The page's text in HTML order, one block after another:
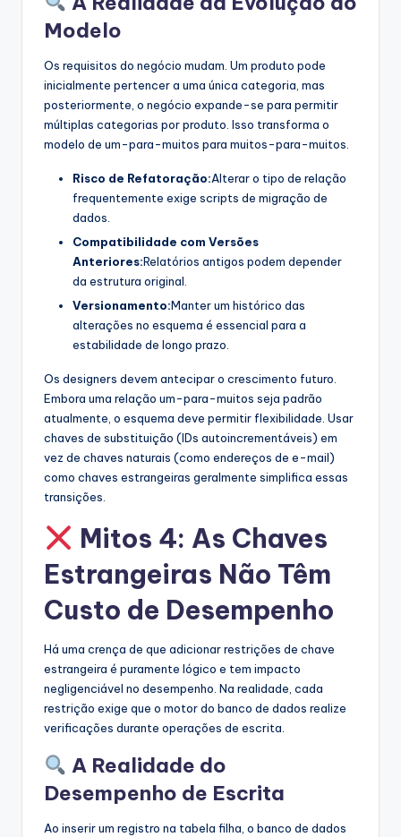
Modelo
Os requisitos do negócio mudam. Um produto pode
inicialmente pertencer a uma única categoria, mas
posteriormente, o negócio expande-se para permitir
múltiplas categorias por produto. Isso transforma o
modelo de um-para-muitos para muitos-para-muitos.
Risco de Refatoração:Alterar o tipo de relação
frequentemente exige scripts de migração de
dados.
Compatibilidade com Versões
Anteriores:Relatórios antigos podem depender
da estrutura original.
Versionamento:Manter um histórico das
alterações no esquema é essencial para a
estabilidade de longo prazo.
Os designers devem antecipar o crescimento futuro.
Embora uma relação um-para-muitos seja padrão
atualmente, o esquema deve permitir flexibilidade. Usar
chaves de substituição (IDs autoincrementáveis) em
vez de chaves naturais (como endereços de e-mail)
como chaves estrangeiras geralmente simplifica essas
transições.
Mitos 4: As Chaves
Estrangeiras Não Têm
Custo de Desempenho
Há uma crença de que adicionar restrições de chave
estrangeira é puramente lógico e tem impacto
negligenciável no desempenho. Na realidade, cada
restrição exige que o motor do banco de dados realize
verificações durante operações de escrita.
A Realidade do
Desempenho de Escrita
Ao inserir um registro na tabela filha, o banco de dados